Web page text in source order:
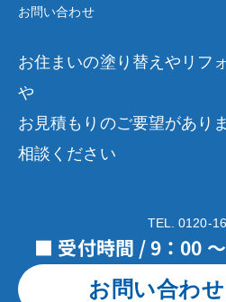
お問い合わせ
お住まいの塗り替えやリフ
や
お見積もりのご要望があり
相談ください
TEL. 0120-
■ 受付時間 / 9：00 ～
お問い合わ